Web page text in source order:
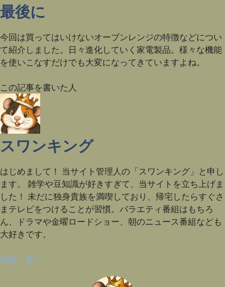
最後に
今回は買ってはいけないオーブンレンジの特徴などについ
て紹介しました。日々進化していく家電製品。様々な機能
を使いこなすだけでも大変になってきていますよね。
この記事を書いた人
スワンキング
はじめまして！ 当サイト管理人の「スワンキング」と申し
ます。 雑学や豆知識が好きすぎて、当サイトを立ち上げま
した！ 未だに独身貴族を満喫しており、帰宅したらすぐさ
まテレビをつけることが習慣。バラエティ番組はもちろ
ん、ドラマや金曜ロードショー、朝のニュース番組なども
大好きです。
投稿一覧へ